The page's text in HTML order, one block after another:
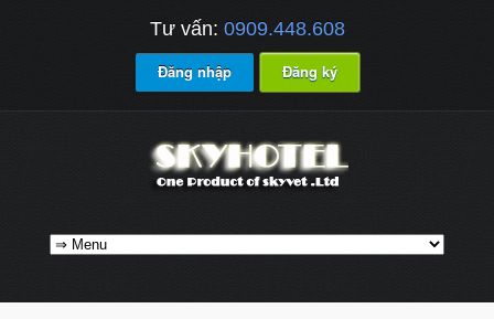
Tư vấn: 0909.448.608
Đăng nhập Đăng ký